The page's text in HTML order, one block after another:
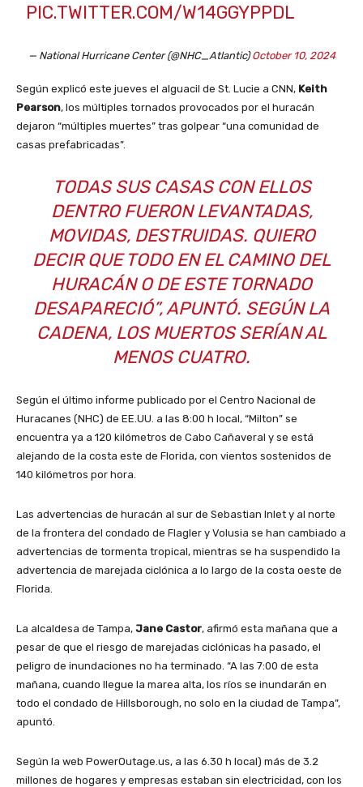
PIC.TWITTER.COM/W14GGYPPDL
— National Hurricane Center (@NHC_Atlantic)October 10, 2024
Según explicó este jueves el alguacil de St. Lucie a CNN, Keith
Pearson, los múltiples tornados provocados por el huracán
dejaron “múltiples muertes” tras golpear “una comunidad de
casas prefabricadas”.
TODAS SUS CASAS CON ELLOS
DENTRO FUERON LEVANTADAS,
MOVIDAS, DESTRUIDAS. QUIERO
DECIR QUE TODO EN EL CAMINO DEL
HURACÁN O DE ESTE TORNADO
DESAPARECIÓ”, APUNTÓ. SEGÚN LA
CADENA, LOS MUERTOS SERÍAN AL
MENOS CUATRO.
Según el último informe publicado por el Centro Nacional de
Huracanes (NHC) de EE.UU. a las 8:00 h local, “Milton” se
encuentra ya a 120 kilómetros de Cabo Cañaveral y se está
alejando de la costa este de Florida, con vientos sostenidos de
140 kilómetros por hora.
Las advertencias de huracán al sur de Sebastian Inlet y al norte
de la frontera del condado de Flagler y Volusia se han cambiado a
advertencias de tormenta tropical, mientras se ha suspendido la
advertencia de marejada ciclónica a lo largo de la costa oeste de
Florida.
La alcaldesa de Tampa, Jane Castor, afirmó esta mañana que a
pesar de que el riesgo de marejadas ciclónicas ha pasado, el
peligro de inundaciones no ha terminado. “A las 7:00 de esta
mañana, cuando llegue la marea alta, los ríos se inundarán en
todo el condado de Hillsborough, no solo en la ciudad de Tampa”,
apuntó.
Según la web PowerOutage.us, a las 6.30 h local) más de 3.2
millones de hogares y empresas estaban sin electricidad, con los